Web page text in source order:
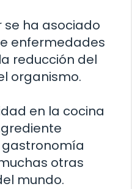
se ha asociado
enfermedades
reducción del
organismo.
en la cocina
otras
mundo.